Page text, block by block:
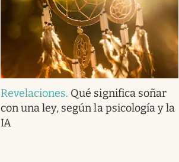
Revelaciones. Qué significa soñar
con una ley, según la psicología y la
IA